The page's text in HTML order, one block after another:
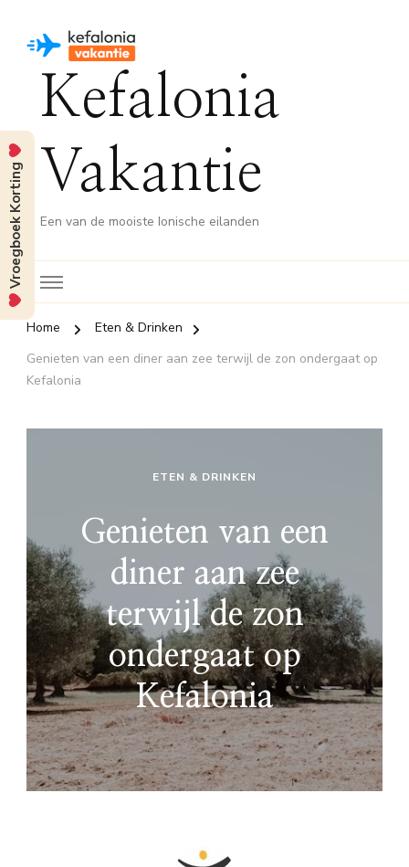
Kefalonia
Vakantie
Een van de mooiste Ionische eilanden
Home
Eten & Drinken
Genieten van een diner aan zee terwijl de zon ondergaat op
Kefalonia
ETEN & DRINKEN
Genieten van een
diner aan zee
terwijl de zon
ondergaat op
Kefalonia
Vroegboek Korting